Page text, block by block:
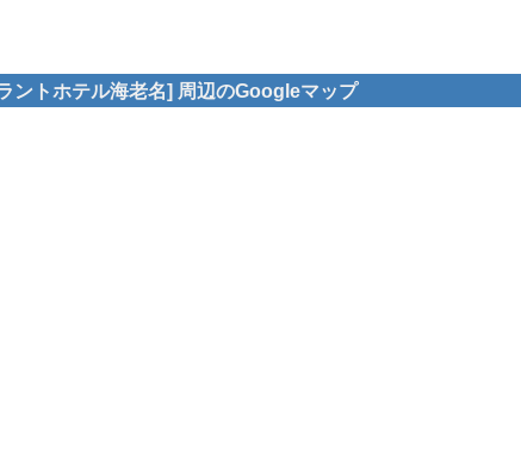
ントホテル海老名] 周辺のGoogleマップ